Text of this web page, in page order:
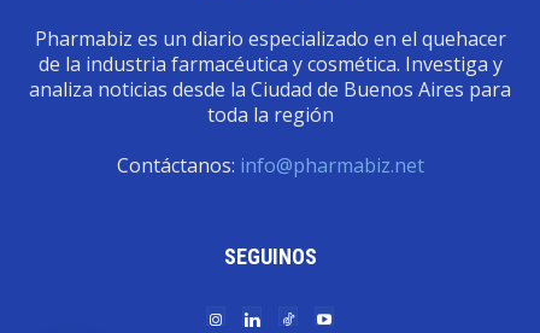
Pharmabiz es un diario especializado en el quehacer
de la industria farmacéutica y cosmética. Investiga y
analiza noticias desde la Ciudad de Buenos Aires para
toda la región
Contáctanos: info@pharmabiz.net
SEGUINOS